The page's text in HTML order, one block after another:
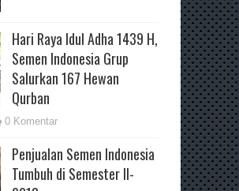
Hari Raya Idul Adha 1439 H,
Semen Indonesia Grup
Salurkan 167 Hewan
Qurban
0 Komentar
Penjualan Semen Indonesia
Tumbuh di Semester II-